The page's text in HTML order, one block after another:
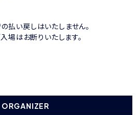
払い戻しはいたしません。
場はお断りいたします。
ORGANIZER